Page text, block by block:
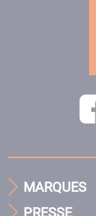
MARQUES
PRESSE